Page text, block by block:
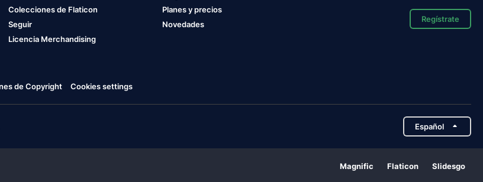
Colecciones de Flaticon
Seguir
Licencia Merchandising
Planes y precios
Novedades
Regístrate
de Copyright Cookies settings
Español
Magnific Flaticon Slidesgo